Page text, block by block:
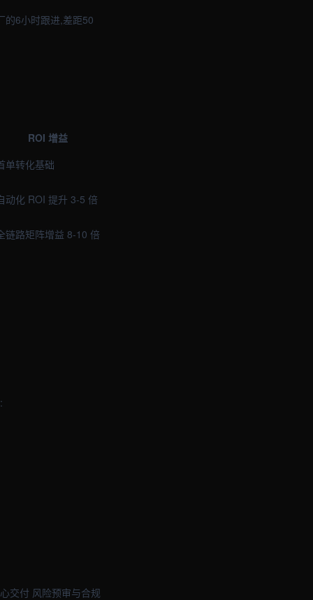
的6小时跟进,差距50
ROI 增益
单转化基础
动化 ROI 提升 3-5 倍
链路矩阵增益 8-10 倍
交付 风险预审与合规